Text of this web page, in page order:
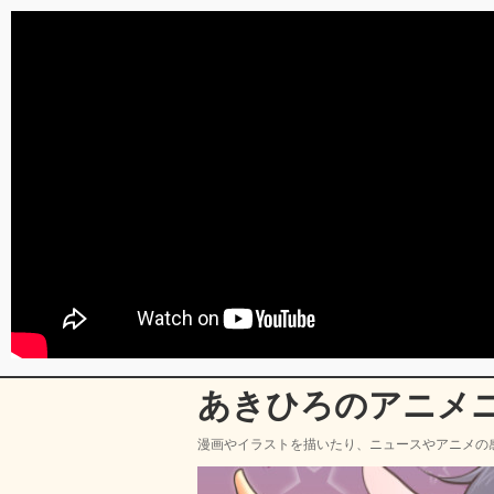
あきひろのアニメ
漫画やイラストを描いたり、ニュースやアニメの